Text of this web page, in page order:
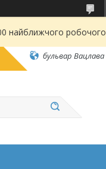
найближчого робочого
бульвар Вацлава